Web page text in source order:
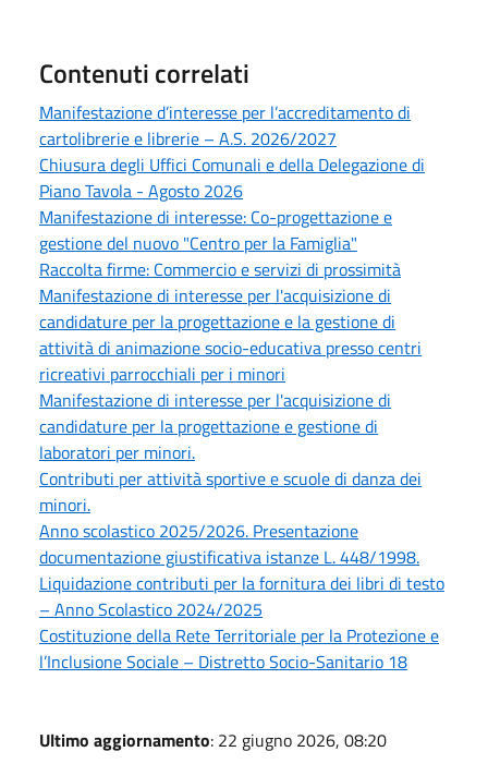
Contenuti correlati
Manifestazione d’interesse per l’accreditamento di
cartolibrerie e librerie – A.S. 2026/2027
Chiusura degli Uffici Comunali e della Delegazione di
Piano Tavola - Agosto 2026
Manifestazione di interesse: Co-progettazione e
gestione del nuovo "Centro per la Famiglia"
Raccolta firme: Commercio e servizi di prossimità
Manifestazione di interesse per l'acquisizione di
candidature per la progettazione e la gestione di
attività di animazione socio-educativa presso centri
ricreativi parrocchiali per i minori
Manifestazione di interesse per l'acquisizione di
candidature per la progettazione e gestione di
laboratori per minori.
Contributi per attività sportive e scuole di danza dei
minori.
Anno scolastico 2025/2026. Presentazione
documentazione giustificativa istanze L. 448/1998.
Liquidazione contributi per la fornitura dei libri di testo
– Anno Scolastico 2024/2025
Costituzione della Rete Territoriale per la Protezione e
l’Inclusione Sociale – Distretto Socio-Sanitario 18
Ultimo aggiornamento: 22 giugno 2026, 08:20